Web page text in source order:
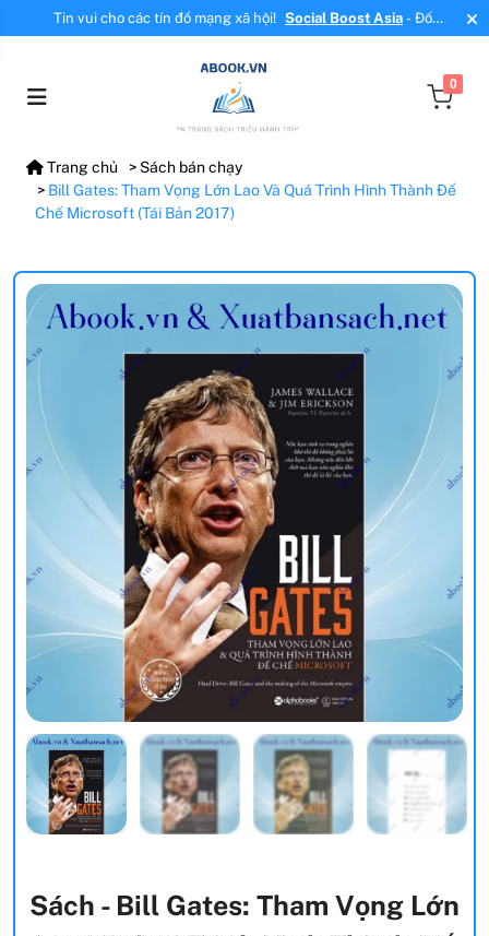
Tin vui cho các tín đồ mạng xã hội! Social Boost Asia- Đối
tác mới, cung cấp dịch vụ tăng tương tác, tăng follow uy tín!
0
Trang chủ
Sách bán chạy
Bill Gates: Tham Vọng Lớn Lao Và Quá Trình Hình Thành Đế
Chế Microsoft (Tái Bản 2017)
Sách - Bill Gates: Tham Vọng Lớn